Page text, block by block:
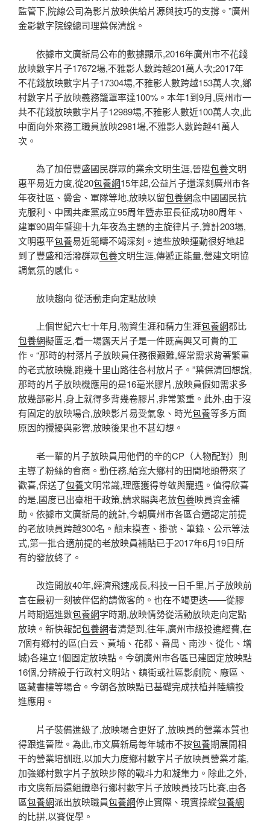
監管下,院線公司為影片放映供給片源與技巧的支撐。”廣州
金影數字院線總司理葉保清說。
依據市文廣新局公布的數據顯示,2016年廣州市不花錢
放映數字片子17672場,不雅影人數跨越201萬人次;2017年
不花錢放映數字片子17304場,不雅影人數跨越153萬人次,鄉
村數字片子放映義務籠罩率達100%。本年1到9月,廣州市一
共不花錢放映數字片子12989場,不雅影人數近100萬人次,此
中面向外來務工職員放映2981場,不雅影人數跨越41萬人
次。
為了加倍豐盛國民群眾的業余文明生涯,晉陞包養文明
惠平易近力度,從20包養網15年起,公益片子還深刻廣州市各
年夜社區、黌舍、軍隊等地,放映以留包養網念中國國民抗
克服利、中國共產黨成立95周年暨赤軍長征成功80周年、
建軍90周年暨迎十九年夜為主題的主旋律片子,算計203場,
文明惠平包養易近範疇不竭深刻。這些放映運動很好地起
到了豐盛和活潑群眾包養文明生涯,傳遞正能量,營建文明協
調氣氛的感化。
放映趨向 從活動走向定點放映
上個世紀六七十年月,物資生涯和精力生涯包養網都比
包養網擬匱乏,看一場露天片子是一件既高興又可貴的工
作。“那時的村落片子放映員任務很艱難,經常需求背著繁重
的老式放映機,跑幾十里山路往各村放片子。”葉保清回想說,
那時的片子放映機應用的是16毫米膠片,放映員假如需求多
放幾部影片,身上就得多背幾卷膠片,非常繁重。此外,由于沒
有固定的放映場合,放映影片易受氣象、時光包養等多方面
原因的攪擾與影響,放映後果也不甚幻想。
老一輩的片子放映員用他們的辛的CP（人物配對）則
主導了粉絲的會商。勤任務,給寬大鄉村的田間地頭帶來了
歡喜,保送了包養文明常識,理應獲得尊敬與寵遇。值得欣喜
的是,國度已出臺相干政策,請求賜與老放包養映員資金補
助。依據市文廣新局的統計,今朝廣州市各區合適認定前提
的老放映員跨越300名。顛末摸查、掛號、筆錄、公示等法
式,第一批合適前提的老放映員補貼已于2017年6月19日所
有的發放終了。
改造開放40年,經濟飛速成長,科技一日千里,片子放映前
言在最初一刻被伴侶約請做客的。也在不竭更迭——從膠
片時期邁進數包養網字時期,放映情勢從活動放映走向定點
放映。新快報記包養網者清楚到,往年,廣州市級投進經費,在
7個有鄉村的區(白云、黃埔、花都、番禺、南沙、從化、增
城)各建立1個固定放映點。今朝廣州市各區已建固定放映點
16個,分辨設于行政村文明站、鎮街或社區影劇院、廠區、
區藏書樓等場合。今朝各放映點已基礎完成扶植并陸續投
進應用。
片子裝備進級了,放映場合更好了,放映員的營業本質也
得跟進晉陞。為此,市文廣新局每年城市不按包養期展開相
干的營業培訓班,以加大力度鄉村數字片子放映員營業才能,
加強鄉村數字片子放映步隊的戰斗力和凝集力。除此之外,
市文廣新局還組織舉行鄉村數字片子放映員技巧比賽,由各
區包養網派出放映職員包養網停止實際、現實操縱包養網
的比拼,以賽促學。